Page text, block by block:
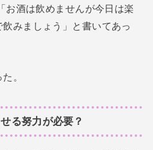
お酒は飲めませんが今日は楽
みましょう」と書いてあっ
。
る努力が必要？